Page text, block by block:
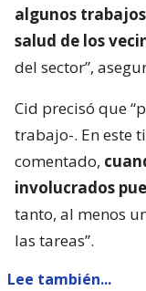
algunos trabajos
salud de los
del sector”,
Cid precisó que
trabajo-. En este
comentado,
involucrados
tanto, al menos
las tareas”.
Lee también...